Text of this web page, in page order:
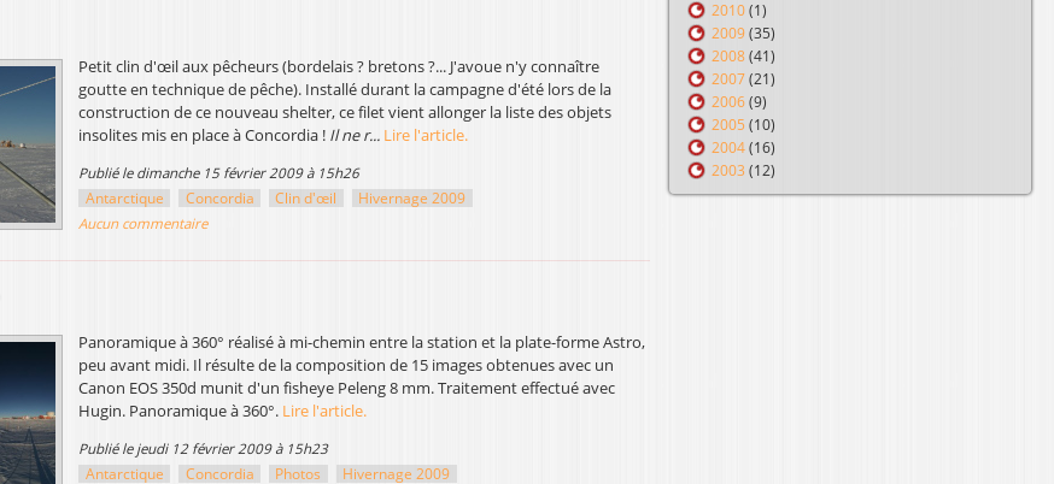
Petit clin d'œil aux pêcheurs (bordelais ? bretons ?... J'avoue n'y connaître
goutte en technique de pêche). Installé durant la campagne d'été lors de la
construction de ce nouveau shelter, ce filet vient allonger la liste des objets
insolites mis en place à Concordia ! Il ne r... Lire l'article.
publié le dimanche 15 février 2009 à 15h26
Antarctique
Concordia Clin d'œil
Hivernage 2009
Aucun commentaire
Panoramique à 360° réalisé à mi-chemin entre la station et la plate-forme Astro,
peu avant midi. Il résulte de la composition de 15 images obtenues avec un
Canon EOS 350d munit d'un fisheye Peleng 8 mm. Traitement effectué avec
Hugin. Panoramique à 360°. Lire l'article.
publié le jeudi 12 février 2009 à 15h23
Antarctique
Concordia Photos
Hivernage 2009
2010 (1)
2009 (35)
2008 (41)
2007 (21)
2006 (9)
2005 (10)
2004 (16)
2003 (12)